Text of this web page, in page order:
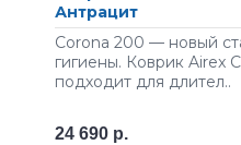
Антрацит
Corona 200 — новый
гигиены. Коврик Airex
подходит для длител..
24 690 р.